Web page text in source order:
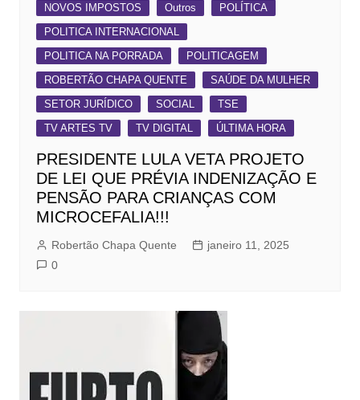
NOVOS IMPOSTOS
Outros
POLÍTICA
POLITICA INTERNACIONAL
POLITICA NA PORRADA
POLITICAGEM
ROBERTÃO CHAPA QUENTE
SAÚDE DA MULHER
SETOR JURÍDICO
SOCIAL
TSE
TV ARTES TV
TV DIGITAL ÚLTIMA HORA
PRESIDENTE LULA VETA PROJETO
DE LEI QUE PRÉVIA INDENIZAÇÃO E
PENSÃO PARA CRIANÇAS COM
MICROCEFALIA!!!
Robertão Chapa Quente
janeiro 11, 2025
0